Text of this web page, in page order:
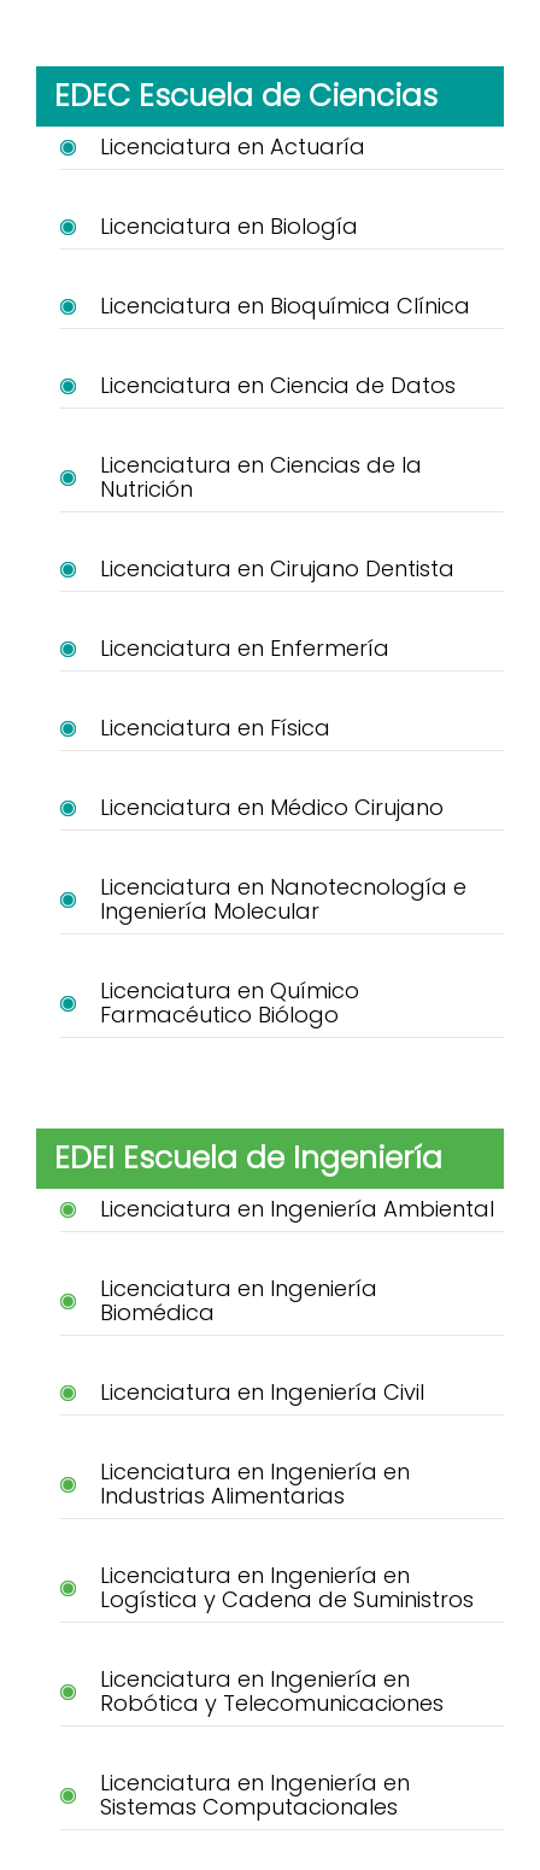
EDEC Escuela de Ciencias
Licenciatura en Actuaría
Licenciatura en Biología
Licenciatura en Bioquímica Clínica
Licenciatura en Ciencia de Datos
Licenciatura en Ciencias de la
Nutrición
Licenciatura en Cirujano Dentista
Licenciatura en Enfermería
Licenciatura en Física
Licenciatura en Médico Cirujano
Licenciatura en Nanotecnología e
Ingeniería Molecular
Licenciatura en Químico
Farmacéutico Biólogo
EDEI Escuela de Ingeniería
Licenciatura en Ingeniería Ambiental
Licenciatura en Ingeniería
Biomédica
Licenciatura en Ingeniería Civil
Licenciatura en Ingeniería en
Industrias Alimentarias
Licenciatura en Ingeniería en
Logística y Cadena de Suministros
Licenciatura en Ingeniería en
Robótica y Telecomunicaciones
Licenciatura en Ingeniería en
Sistemas Computacionales